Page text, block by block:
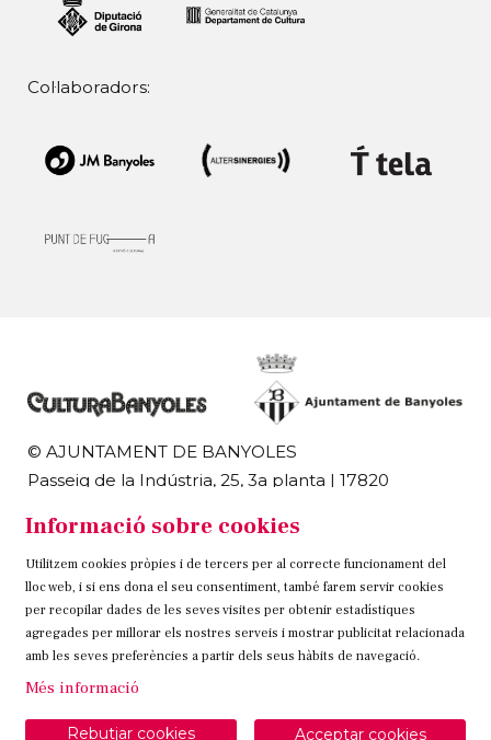
Col·laboradors:
© AJUNTAMENT DE BANYOLES
Passeig de la Indústria, 25, 3a planta | 17820
972 58 18 48 | 972 57 00 50
Sitemap Avís Legal Ús de Cookies Contacteu
Link a instagram
Link a twitter
Link a facebook
Informació sobre cookies
Utilitzem cookies pròpies i de tercers per al correcte funcionament del
lloc web, i si ens dona el seu consentiment, també farem servir cookies
per recopilar dades de les seves visites per obtenir estadístiques
agregades per millorar els nostres serveis i mostrar publicitat relacionada
amb les seves preferències a partir dels seus hàbits de navegació.
Més informació
Acceptar cookies
Rebutjar cookies